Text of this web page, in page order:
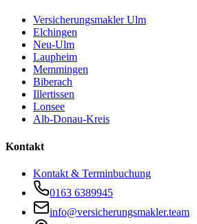
Versicherungsmakler Ulm
Elchingen
Neu-Ulm
Laupheim
Memmingen
Biberach
Illertissen
Lonsee
Alb-Donau-Kreis
Kontakt
Kontakt & Terminbuchung
0163 6389945
info@versicherungsmakler.team